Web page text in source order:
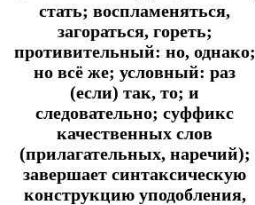
стать; воспламеняться,
загораться, гореть;
противительный: но, однако;
но всё же; условный: раз
(если) так, то; и
следовательно; суффикс
качественных слов
(прилагательных, наречий);
завершает синтаксическую
конструкцию уподобления,